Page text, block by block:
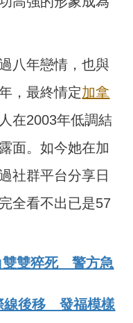
八年戀情，也與
，最終情定加拿
人在2003年低調結
面。如今她在加
社群平台分享日
全看不出已是57
雙雙猝死 警方急
線後移 發福模樣